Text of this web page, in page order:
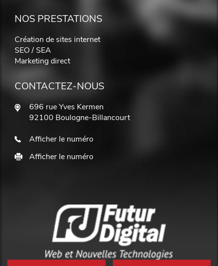
NOS PRESTATIONS
Création de sites internet
SEO / SEA
Marketing direct
CONTACTEZ-NOUS
696 rue Yves Kermen
92100 Boulogne-Billancourt
Afficher le numéro
Afficher le numéro